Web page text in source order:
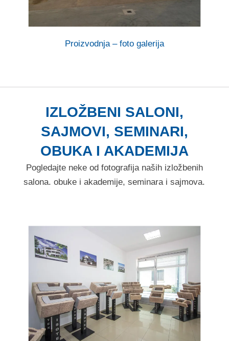
Proizvodnja – foto galerija
IZLOŽBENI SALONI,
SAJMOVI, SEMINARI,
OBUKA I AKADEMIJA
Pogledajte neke od fotografija naših izložbenih
salona. obuke i akademije, seminara i sajmova.